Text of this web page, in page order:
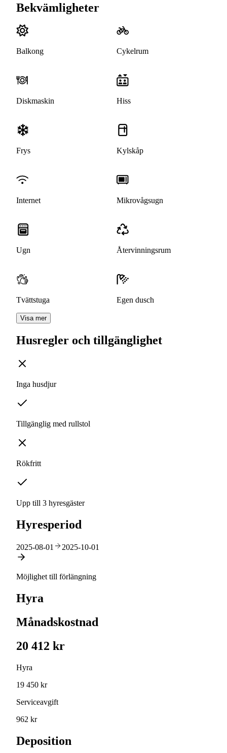
Bekvämligheter
Balkong Cykelrum
Diskmaskin Hiss
Frys Kylskåp
Internet Mikrovågsugn
Ugn Återvinningsrum
Tvättstuga Egen dusch
Visa mer
Husregler och tillgänglighet
Inga husdjur
Tillgänglig med rullstol
Rökfritt
Upp till 3 hyresgäster
Hyresperiod
2025-08-01 2025-10-01
Möjlighet till förlängning
Hyra
Månadskostnad
20 412 kr
Hyra
19 450 kr
Serviceavgift
962 kr
Deposition